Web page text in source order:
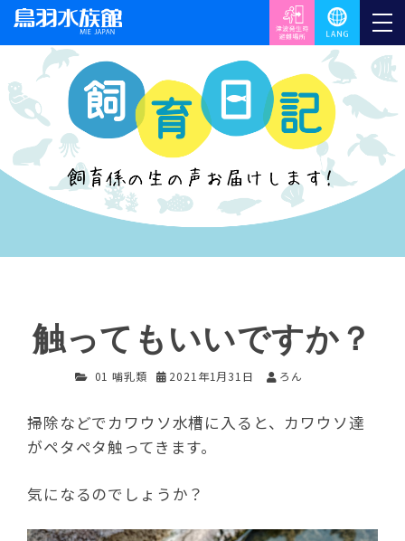
触ってもいいですか？
01 哺乳類 2021年1月31日 ろん
掃除などでカワウソ水槽に入ると、カワウソ達
がペタペタ触ってきます。
気になるのでしょうか？